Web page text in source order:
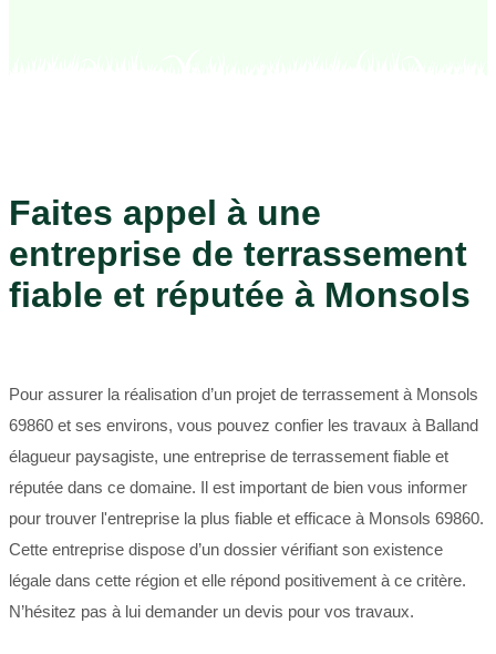
Faites appel à une
entreprise de terrassement
fiable et réputée à Monsols
Pour assurer la réalisation d’un projet de terrassement à Monsols
69860 et ses environs, vous pouvez confier les travaux à Balland
élagueur paysagiste, une entreprise de terrassement fiable et
réputée dans ce domaine. Il est important de bien vous informer
pour trouver l'entreprise la plus fiable et efficace à Monsols 69860.
Cette entreprise dispose d’un dossier vérifiant son existence
légale dans cette région et elle répond positivement à ce critère.
N’hésitez pas à lui demander un devis pour vos travaux.